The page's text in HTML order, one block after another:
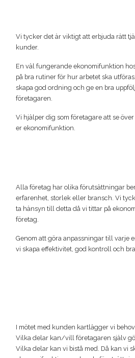
Vi tycker det är viktigt att erbjuda rätt
kunder.
En väl fungerande ekonomifunktion
på bra rutiner för hur arbetet ska
skapa god ordning och ge en bra
företagaren.
Vi hjälper dig som företagare att se
er ekonomifunktion.
Alla företag har olika förutsättningar
erfarenhet, storlek eller bransch. Vi
ta hänsyn till detta då vi tittar på
företag.
Genom att göra anpassningar till varje
vi skapa effektivitet, god kontroll och
I mötet med kunden kartlägger vi
Vilka delar kan/vill företagaren själv
Vilka delar kan vi bistå med. Då kan vi